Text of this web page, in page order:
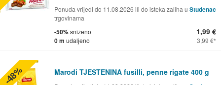
Ponuda vrijedi do 11.08.2026 ili do isteka zaliha u Studenac
trgovinama
-50%sniženo
0 m udaljeno
1,99 €
3,99 €
Marodi TJESTENINA fusilli, penne rigate 400 g
-48%